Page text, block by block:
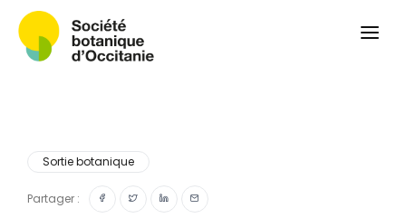
Convergences botaniques
Herbier PCPR
Sortie botanique
Partager :